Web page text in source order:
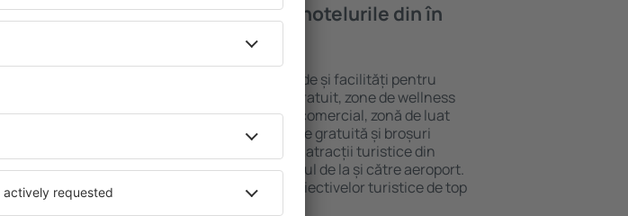
Ce fel de facilităţi voi găsi ȋn hotelurile din în
Hotelurile în Talence au diferite standarde și facilități pentru
oaspeți. Cele mai frecvente sunt Wi-Fi gratuit, zone de wellness
cu SPA, mini bar/seif în cameră, centru comercial, zonă de luat
masa, zonă de joacă pentru copii, parcare gratuită și broșuri
informative despre cele mai interesante atracții turistice din
zonă. Unele proprietăți includ și transferul de la și către aeroport.
Uneori, acestea încurajează vizitarea obiectivelor turistice de top
în Talence.